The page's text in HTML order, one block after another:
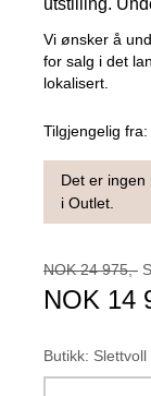
Vi ønsker å
for salg i det
lokalisert.
Tilgjengelig fra:
Det er
i Outlet.
NOK 24 975,-
NOK 14
Butikk: